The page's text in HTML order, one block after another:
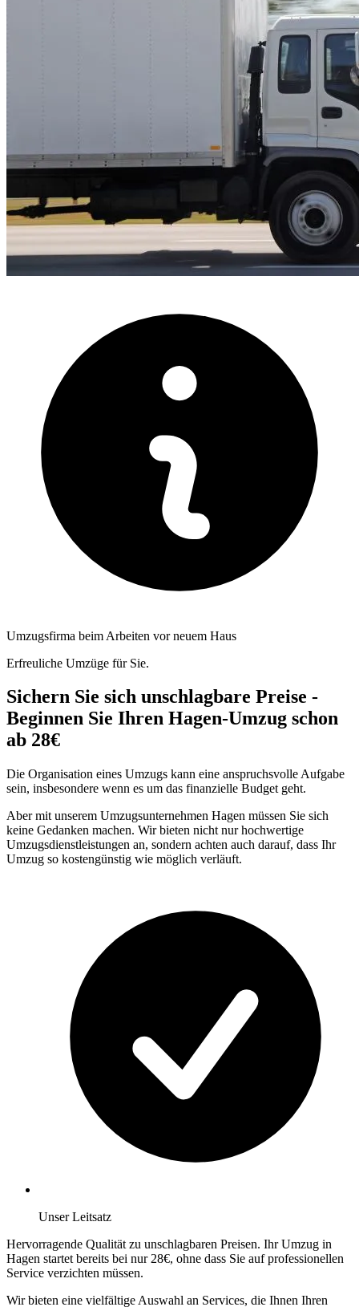
Umzugsfirma beim Arbeiten vor neuem Haus
Erfreuliche Umzüge für Sie.
Sichern Sie sich unschlagbare Preise -
Beginnen Sie Ihren Hagen-Umzug schon
ab 28€
Die Organisation eines Umzugs kann eine anspruchsvolle Aufgabe
sein, insbesondere wenn es um das finanzielle Budget geht.
Aber mit unserem Umzugsunternehmen Hagen müssen Sie sich
keine Gedanken machen. Wir bieten nicht nur hochwertige
Umzugsdienstleistungen an, sondern achten auch darauf, dass Ihr
Umzug so kostengünstig wie möglich verläuft.
Unser Leitsatz
Hervorragende Qualität zu unschlagbaren Preisen. Ihr Umzug in
Hagen startet bereits bei nur 28€, ohne dass Sie auf professionellen
Service verzichten müssen.
Wir bieten eine vielfältige Auswahl an Services, die Ihnen Ihren